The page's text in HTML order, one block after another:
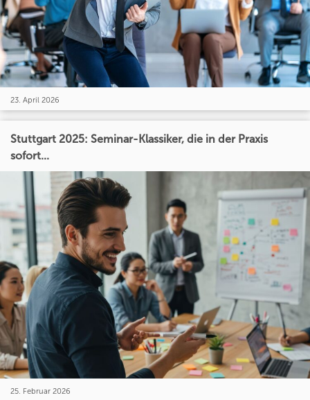
23. April 2026
Stuttgart 2025: Seminar-Klassiker, die in der Praxis
sofort...
25. Februar 2026